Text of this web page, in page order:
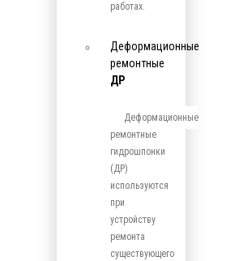
работах.
Деформационные
ремонтные
ДР
Деформационные
ремонтные
гидрошпонки
(ДР)
используются
при
устройству
ремонта
существующего